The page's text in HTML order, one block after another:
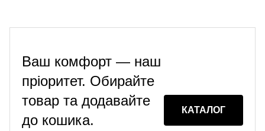
Ваш комфорт — наш
пріоритет. Обирайте
товар та додавайте
до кошика.
КАТАЛОГ